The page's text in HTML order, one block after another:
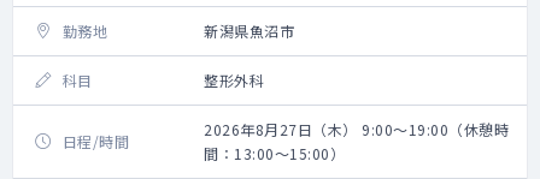
勤務地 新潟県魚沼市
科目 整形外科
日程/時間
2026年8月27日（木） 9:00～19:00（休憩時
間：13:00～15:00）